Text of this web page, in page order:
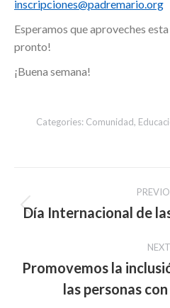
inscripciones@padremario.org
Esperamos que aproveches
pronto!
¡Buena semana!
Categories: Comunidad,
navigation
Día Internacional de
NEXT
Promovemos la
las personas